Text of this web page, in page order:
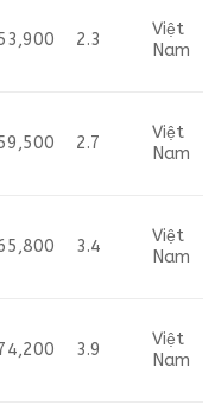
2.3
Việt
Nam
2.7
Việt
Nam
3.4
Việt
Nam
3.9
Việt
Nam